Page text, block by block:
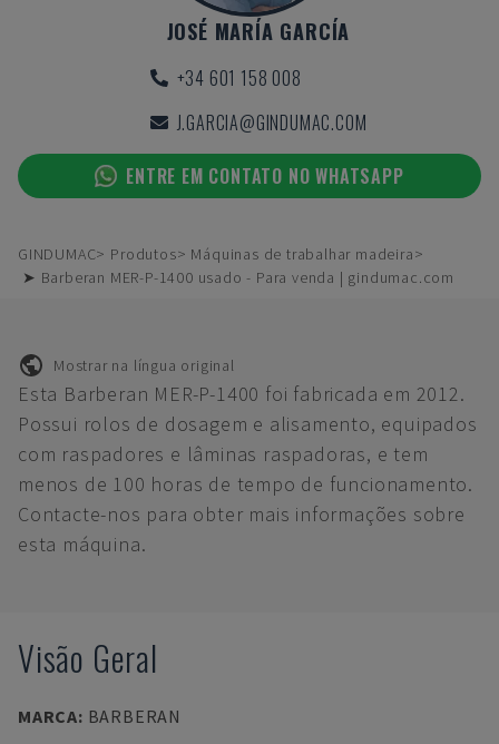
JOSÉ MARÍA GARCÍA
+34 601 158 008
J.GARCIA@GINDUMAC.COM
ENTRE EM CONTATO NO WHATSAPP
GINDUMAC Produtos
Máquinas de trabalhar madeira
➤ Barberan MER-P-1400 usado - Para venda | gindumac.com
Mostrar na língua original
Esta Barberan MER-P-1400 foi fabricada em 2012.
Possui rolos de dosagem e alisamento, equipados
com raspadores e lâminas raspadoras, e tem
menos de 100 horas de tempo de funcionamento.
Contacte-nos para obter mais informações sobre
esta máquina.
Visão Geral
MARCA: BARBERAN